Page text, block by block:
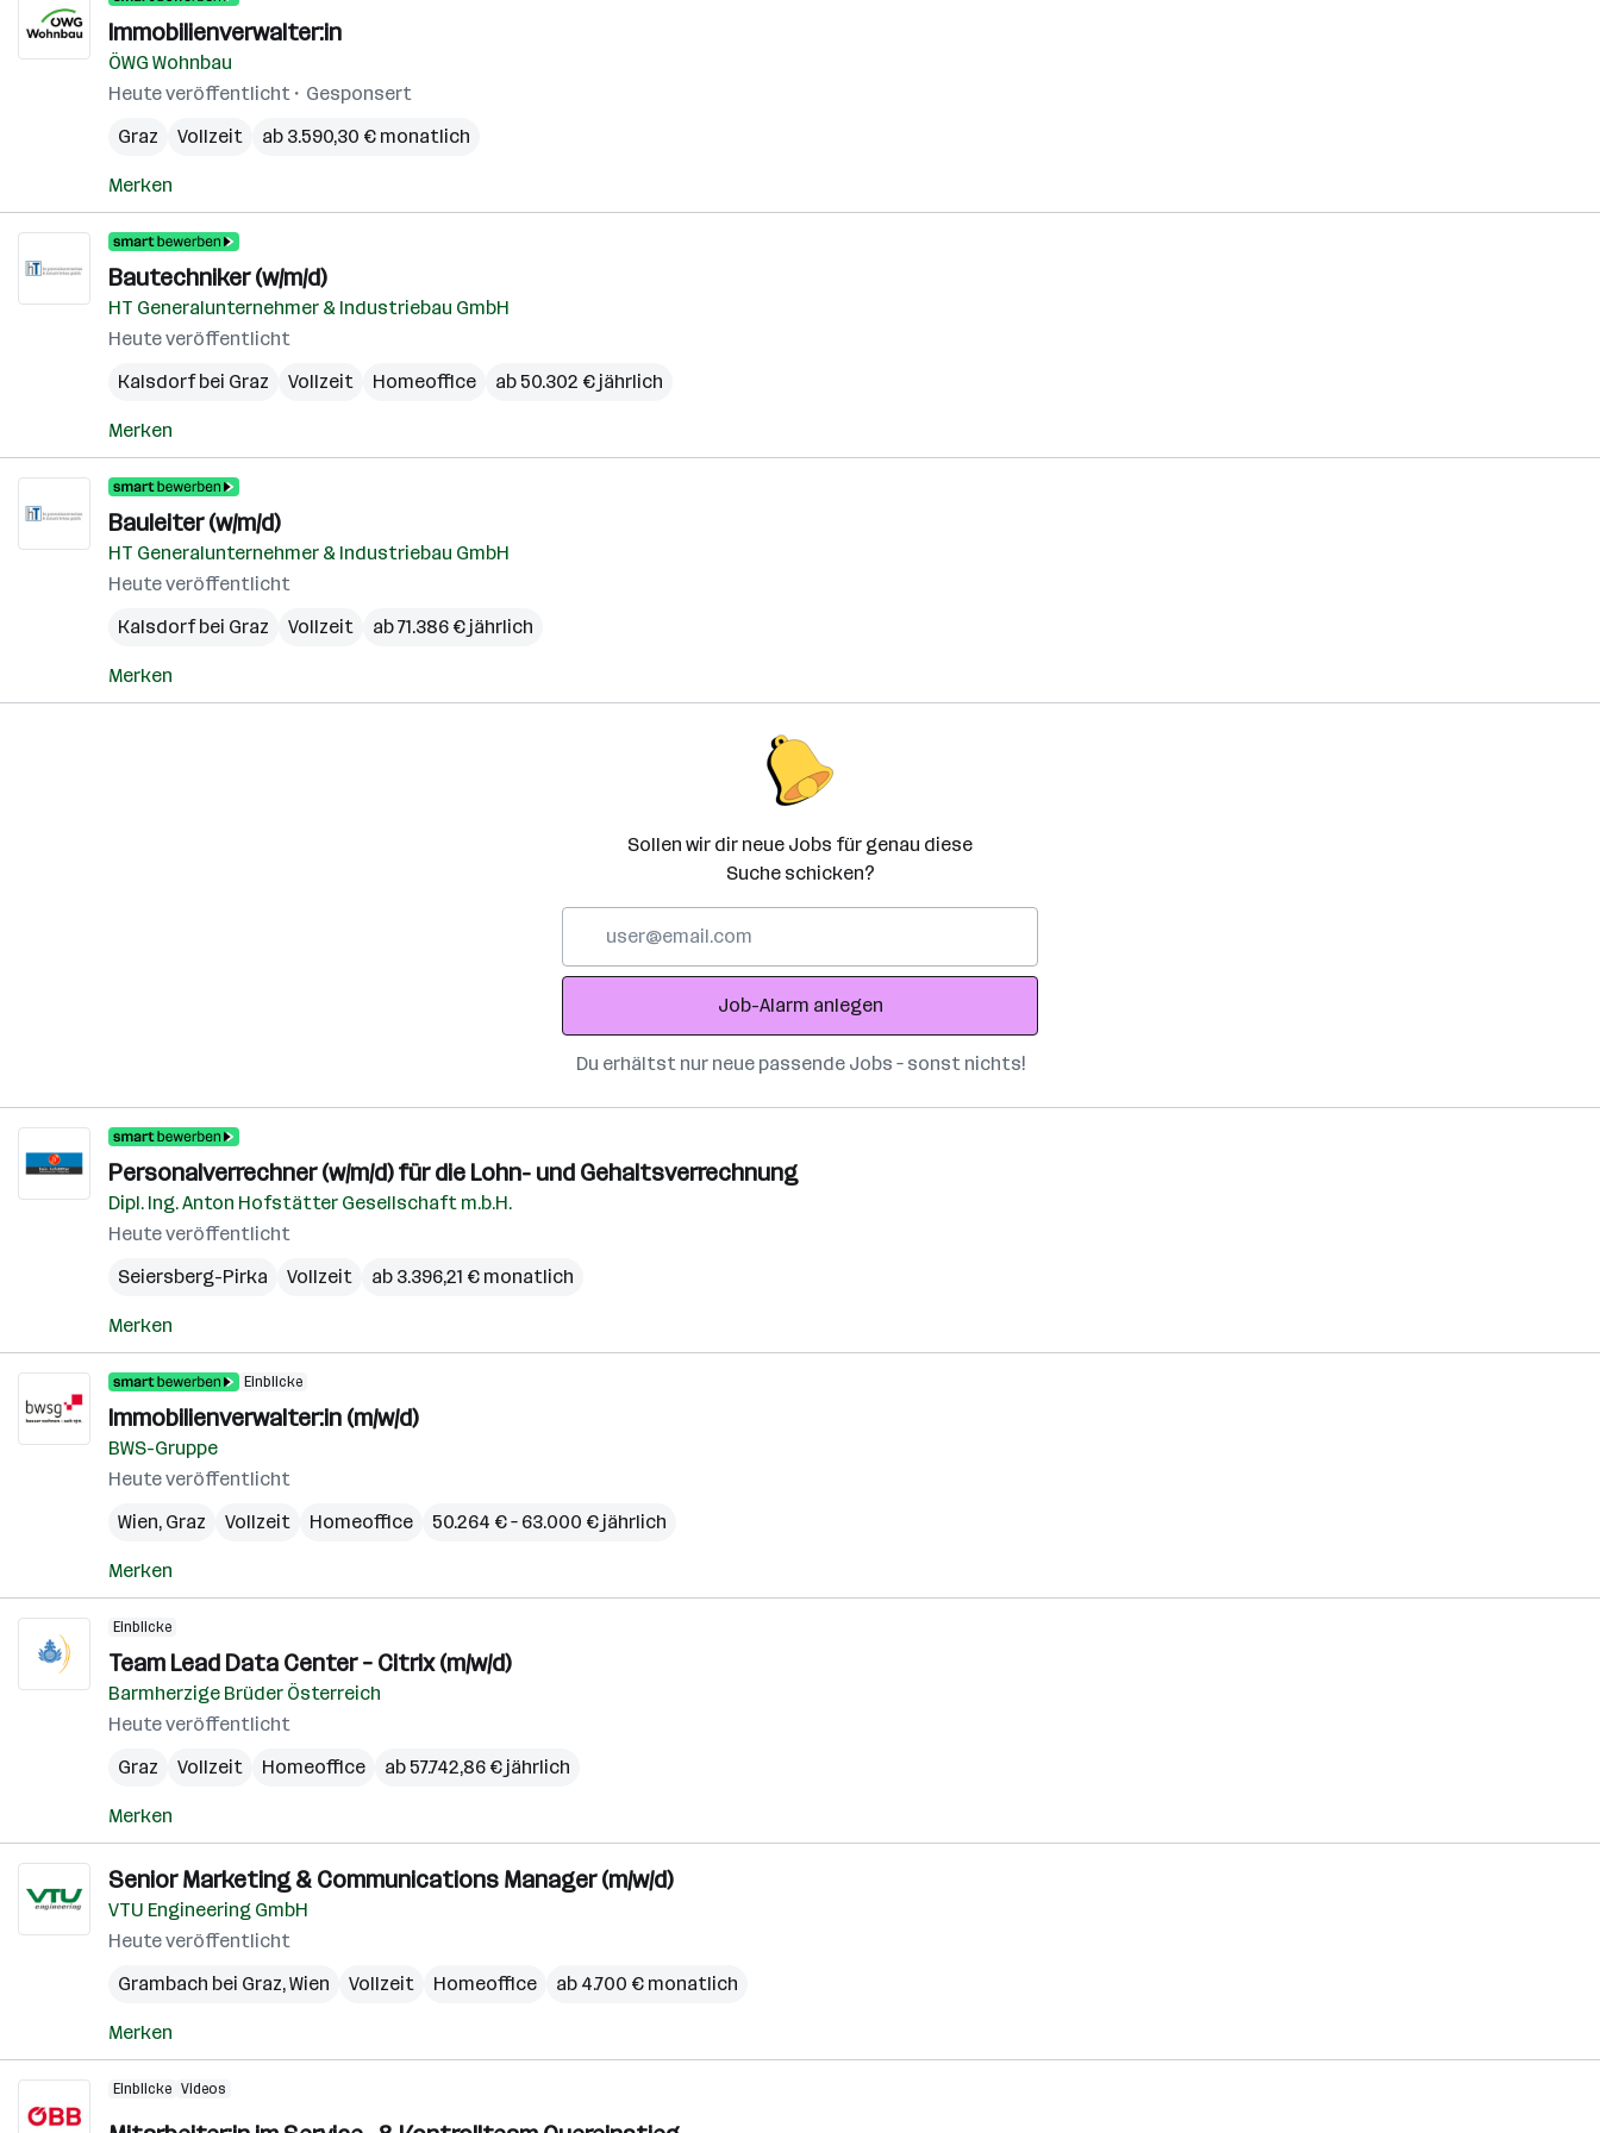
Immobilienverwalter:in
ÖWG Wohnbau
Heute veröffentlicht
Gesponsert
Graz
Vollzeit ab 3.590,30 € monatlich
Merken
Bautechniker (w/m/d)
HT Generalunternehmer & Industriebau GmbH
Heute veröffentlicht
Kalsdorf bei Graz
Vollzeit Homeoffice ab 50.302 € jährlich
Merken
Bauleiter (w/m/d)
HT Generalunternehmer & Industriebau GmbH
Heute veröffentlicht
Kalsdorf bei Graz
Vollzeit ab 71.386 € jährlich
Merken
Sollen wir dir neue Jobs für genau diese
Suche schicken?
Adresse
Job-Alarm anlegen
Du erhältst nur neue passende Jobs – sonst nichts!
Personalverrechner (w/m/d) für die Lohn- und Gehaltsverrechnung
Dipl. Ing. Anton Hofstätter Gesellschaft m.b.H.
Heute veröffentlicht
Seiersberg-Pirka
Vollzeit ab 3.396,21 € monatlich
Merken
Einblicke
Immobilienverwalter:in (m/w/d)
BWS-Gruppe
Heute veröffentlicht
Wien, Graz Vollzeit Homeoffice 50.264 € – 63.000 € jährlich
Merken
Einblicke
Team Lead Data Center – Citrix (m/w/d)
Barmherzige Brüder Österreich
Heute veröffentlicht
Graz
Vollzeit Homeoffice ab 57.742,86 € jährlich
Merken
Senior Marketing & Communications Manager (m/w/d)
VTU Engineering GmbH
Heute veröffentlicht
Grambach bei Graz,Wien Vollzeit Homeoffice ab 4.700 € monatlich
Merken
Einblicke Videos